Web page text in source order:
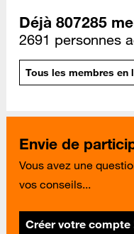
Déjà 807285
2691 personnes
Tous les membres en
Envie de
Vous avez une
vos conseils...
Créer votre compte